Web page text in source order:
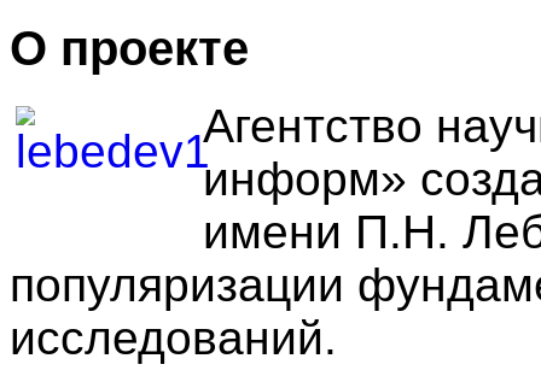
О проекте
Агентство
информ»
имени П.Н.
популяризации
исследований.